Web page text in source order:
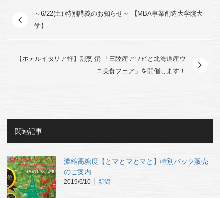
～6/22(土) 特別講義のお知らせ～ 【MBA事業創造大学院大
学】
【ホテルイタリア軒】割烹 螢 「三陸産アワビと北海道産ウ
ニ美食フェア」を開催します！
関連記事
濃縮高糖度【とマとマとマと】特別パック販売
のご案内
2019/6/10 新潟